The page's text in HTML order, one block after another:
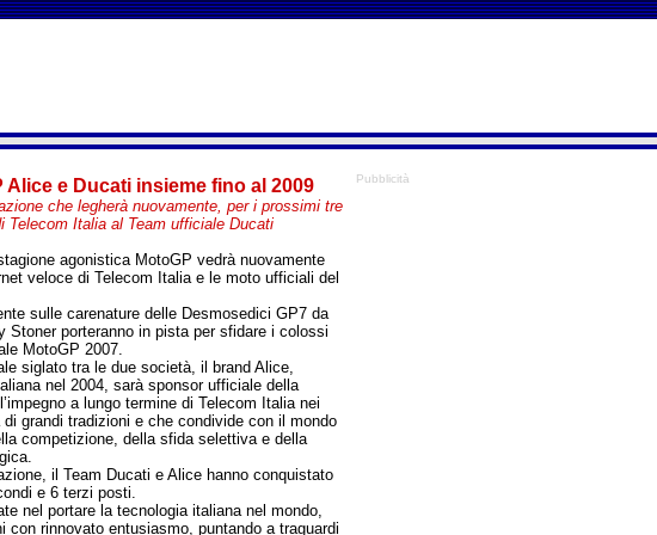
Alice e Ducati insieme fino al 2009
che legherà nuovamente, per i prossimi tre
Telecom Italia al Team ufficiale Ducati
agonistica MotoGP vedrà nuovamente
veloce di Telecom Italia e le moto ufficiali del
sulle carenature delle Desmosedici GP7 da
Stoner porteranno in pista per sfidare i colossi
MotoGP 2007.
siglato tra le due società, il brand Alice,
nel 2004, sarà sponsor ufficiale della
a lungo termine di Telecom Italia nei
grandi tradizioni e che condivide con il mondo
competizione, della sfida selettiva e della
il Team Ducati e Alice hanno conquistato
e 6 terzi posti.
nel portare la tecnologia italiana nel mondo,
con rinnovato entusiasmo, puntando a traguardi
Pubblicità